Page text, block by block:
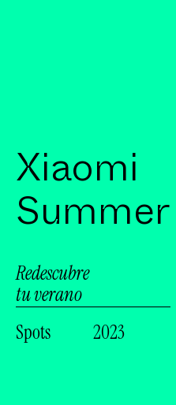
Xiaomi
Summer
Redescubre
tu verano
Spots
2023